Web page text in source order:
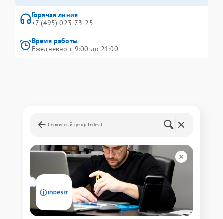
Горячая линия
+7 (495) 023-73-25
Время работы
Ежедневно с 9:00 до 21:00
Сервисный центр Indesit